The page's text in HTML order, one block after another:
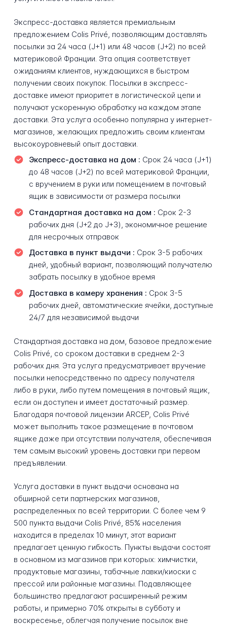
Экспресс-доставка является премиальным
предложением Colis Privé, позволяющим доставлять
посылки за 24 часа (J+1) или 48 часов (J+2) по всей
материковой Франции. Эта опция соответствует
ожиданиям клиентов, нуждающихся в быстром
получении своих покупок. Посылки в экспресс-
доставке имеют приоритет в логистической цепи и
получают ускоренную обработку на каждом этапе
доставки. Эта услуга особенно популярна у интернет-
магазинов, желающих предложить своим клиентам
высокоуровневый опыт доставки.
Экспресс-доставка на дом : Срок 24 часа (J+1)
до 48 часов (J+2) по всей материковой Франции,
с вручением в руки или помещением в почтовый
ящик в зависимости от размера посылки
Стандартная доставка на дом : Срок 2-3
рабочих дня (J+2 до J+3), экономичное решение
для несрочных отправок
Доставка в пункт выдачи : Срок 3-5 рабочих
дней, удобный вариант, позволяющий получателю
забрать посылку в удобное время
Доставка в камеру хранения : Срок 3-5
рабочих дней, автоматические ячейки, доступные
24/7 для независимой выдачи
Стандартная доставка на дом, базовое предложение
Colis Privé, со сроком доставки в среднем 2-3
рабочих дня. Эта услуга предусматривает вручение
посылки непосредственно по адресу получателя
либо в руки, либо путем помещения в почтовый ящик,
если он доступен и имеет достаточный размер.
Благодаря почтовой лицензии ARCEP, Colis Privé
может выполнить такое размещение в почтовом
ящике даже при отсутствии получателя, обеспечивая
тем самым высокий уровень доставки при первом
предъявлении.
Услуга доставки в пункт выдачи основана на
обширной сети партнерских магазинов,
распределенных по всей территории. С более чем 9
500 пункта выдачи Colis Privé, 85% населения
находится в пределах 10 минут, этот вариант
предлагает ценную гибкость. Пункты выдачи состоят
в основном из магазинов при которых: химчистки,
продуктовые магазины, табачные лавки/киоски с
прессой или районные магазины. Подавляющее
большинство предлагают расширенный режим
работы, и примерно 70% открыты в субботу и
воскресенье, облегчая получение посылок вне